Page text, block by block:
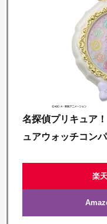
名探偵プリキュア
ュアウォッチコン
楽